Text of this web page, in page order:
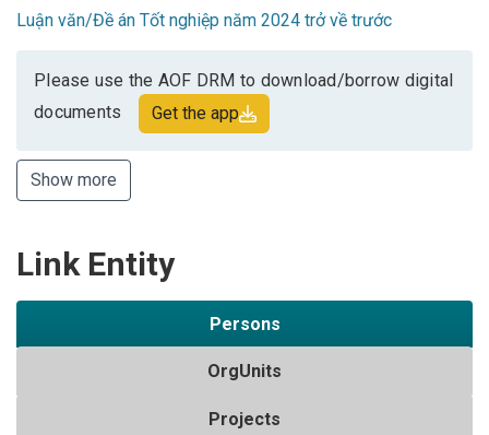
Luận văn/Đề án Tốt nghiệp năm 2024 trở về trước
Please use the AOF DRM to download/borrow digital
documents
Get the app
Show more
Link Entity
Persons
OrgUnits
Projects